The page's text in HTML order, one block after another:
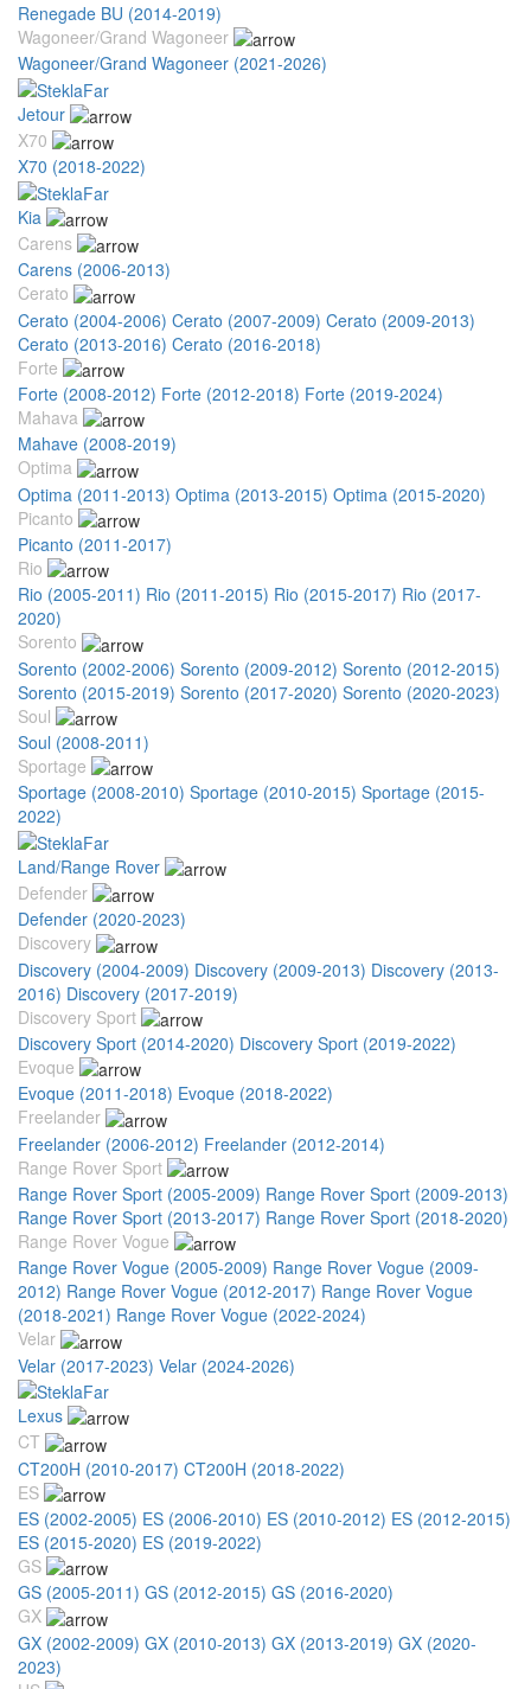
Renegade BU (2014-2019)
Wagoneer/Grand Wagoneer
Wagoneer/Grand Wagoneer (2021-2026)
Jetour
X70
X70 (2018-2022)
Kia
Carens
Carens (2006-2013)
Cerato
Cerato (2004-2006) Cerato (2007-2009) Cerato (2009-2013)
Cerato (2013-2016) Cerato (2016-2018)
Forte
Forte (2008-2012) Forte (2012-2018) Forte (2019-2024)
Mahava
Mahave (2008-2019)
Optima
Optima (2011-2013) Optima (2013-2015) Optima (2015-2020)
Picanto
Picanto (2011-2017)
Rio
Rio (2005-2011) Rio (2011-2015) Rio (2015-2017) Rio (2017-
2020)
Sorento
Sorento (2002-2006) Sorento (2009-2012) Sorento (2012-2015)
Sorento (2015-2019) Sorento (2017-2020) Sorento (2020-2023)
Soul
Soul (2008-2011)
Sportage
Sportage (2008-2010) Sportage (2010-2015) Sportage (2015-
2022)
Land/Range Rover
Defender
Defender (2020-2023)
Discovery
Discovery (2004-2009) Discovery (2009-2013) Discovery (2013-
2016) Discovery (2017-2019)
Discovery Sport
Discovery Sport (2014-2020) Discovery Sport (2019-2022)
Evoque
Evoque (2011-2018) Evoque (2018-2022)
Freelander
Freelander (2006-2012) Freelander (2012-2014)
Range Rover Sport
Range Rover Sport (2005-2009) Range Rover Sport (2009-2013)
Range Rover Sport (2013-2017) Range Rover Sport (2018-2020)
Range Rover Vogue
Range Rover Vogue (2005-2009) Range Rover Vogue (2009-
2012) Range Rover Vogue (2012-2017) Range Rover Vogue
(2018-2021) Range Rover Vogue (2022-2024)
Velar
Velar (2017-2023) Velar (2024-2026)
Lexus
CT
CT200H (2010-2017) CT200H (2018-2022)
ES
ES (2002-2005) ES (2006-2010) ES (2010-2012) ES (2012-2015)
ES (2015-2020) ES (2019-2022)
GS
GS (2005-2011) GS (2012-2015) GS (2016-2020)
GX
GX (2002-2009) GX (2010-2013) GX (2013-2019) GX (2020-
2023)